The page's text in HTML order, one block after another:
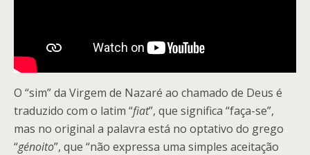
O “sim” da Virgem de Nazaré ao chamado de Deus é
traduzido com o latim “fiat”, que significa “faça-se”,
mas no original a palavra está no optativo do grego
“génoito”, que “não expressa uma simples aceitação